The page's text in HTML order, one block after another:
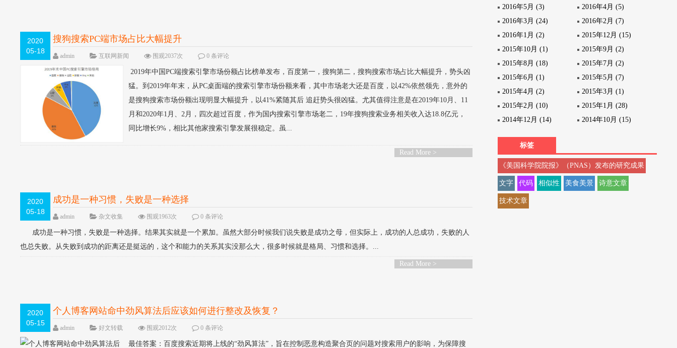
2020
05-18
搜狗搜索PC端市场占比大幅提升
admin 互联网新闻 围观2037次 0 条评论
2019年中国PC端搜索引擎市场份额占比榜单发布，百度第一，搜狗第二，搜狗搜索市场占比大幅提升，势头凶
猛。到2019年年末，从PC桌面端的搜索引擎市场份额来看，其中市场老大还是百度，以42%依然领先，意外的
是搜狗搜索市场份额出现明显大幅提升，以41%紧随其后 追赶势头很凶猛。尤其值得注意是在2019年10月、11
月和2020年1月、2月，四次超过百度，作为国内搜索引擎市场老二，19年搜狗搜索业务相关收入达18.8亿元，
同比增长9%，相比其他家搜索引擎发展很稳定。虽...
Read More >
2020
05-18
成功是一种习惯，失败是一种选择
admin 杂文收集 围观1963次 0 条评论
成功是一种习惯，失败是一种选择。结果其实就是一个累加。虽然大部分时候我们说失败是成功之母，但实际上，成功的人总成功，失败的人
也总失败。从失败到成功的距离还是挺远的，这个和能力的关系其实没那么大，很多时候就是格局、习惯和选择。...
Read More >
2020
05-15
个人博客网站命中劲风算法后应该如何进行整改及恢复？
admin 好文转载 围观2012次 0 条评论
最佳答案：百度搜索近期将上线的“劲风算法”，旨在控制恶意构造聚合页的问题对搜索用户的影响，为保障搜
2016年5月 (3)
2016年4月 (5)
2016年3月 (24)
2016年2月 (7)
2016年1月 (2)
2015年12月 (15)
2015年10月 (1)
2015年9月 (2)
2015年8月 (18)
2015年7月 (2)
2015年6月 (1)
2015年5月 (7)
2015年4月 (2)
2015年3月 (1)
2015年2月 (10)
2015年1月 (28)
2014年12月 (14)
2014年10月 (15)
标签
《美国科学院院报》（PNAS）发布的研究成果
文字 代码 相似性 美食美景 诗意文章
技术文章